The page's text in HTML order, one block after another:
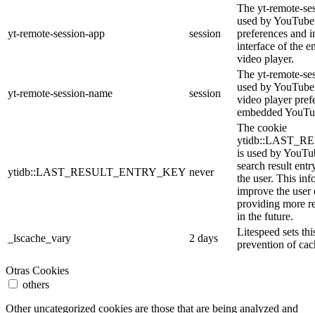
yt-remote-session-app session
The yt-remote-
used by
preferences and
interface of the
video player.
yt-remote-session-name session
The yt-remote-
used by
video player
embedded
ytidb::LAST_RESULT_ENTRY_KEY never
The cookie
is used by
search result
the user. This
improve the user
providing more
in the future.
_lscache_vary
2 days
Litespeed sets
prevention of
Otras Cookies
others
Other uncategorized cookies are those that are being analyzed and